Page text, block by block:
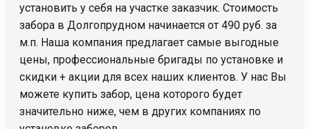
установить у себя на участке заказчик. Стоимость
забора в Долгопрудном начинается от 490 руб. за
м.п. Наша компания предлагает самые выгодные
цены, профессиональные бригады по установке и
скидки + акции для всех наших клиентов. У нас Вы
можете купить забор, цена которого будет
значительно ниже, чем в других компаниях по